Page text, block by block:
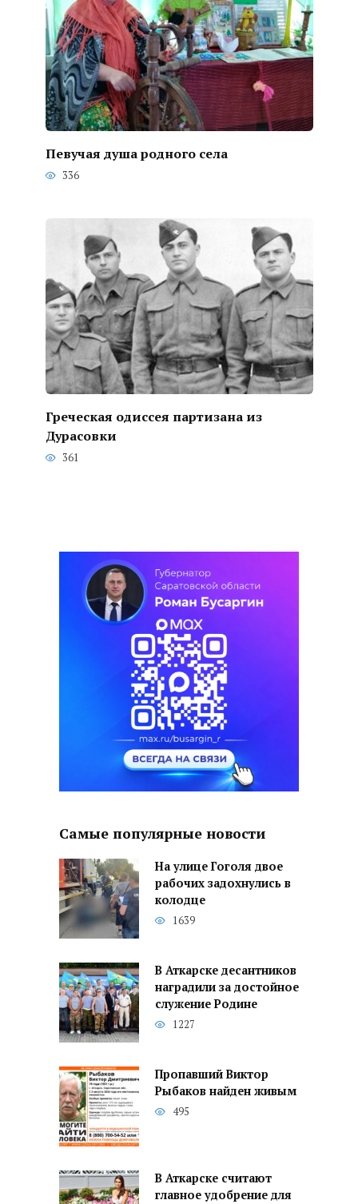
Певучая душа родного села
336
Греческая одиссея партизана из
Дурасовки
361
Самые популярные новости
На улице Гоголя двое
рабочих задохнулись в
колодце
1639
В Аткарске десантников
наградили за достойное
служение Родине
1227
Пропавший Виктор
Рыбаков найден живым
495
В Аткарске считают
главное удобрение для